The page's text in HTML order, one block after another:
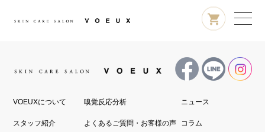
VOEUXについて
スタッフ紹介
嗅覚反応分析
よくあるご質問・お客様の声
ニュース
コラム